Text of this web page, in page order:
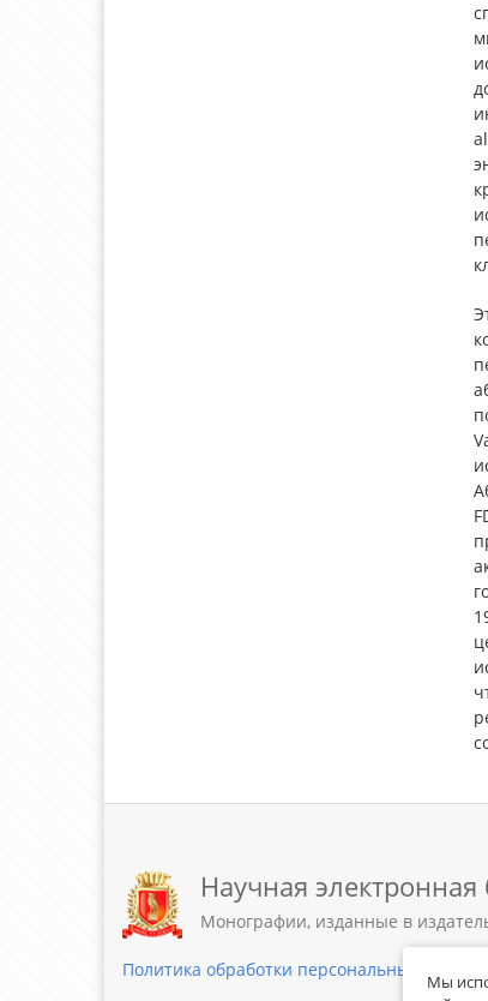
Научная электронная
Монографии, изданные в
Политика обработки персональных данных
Мы